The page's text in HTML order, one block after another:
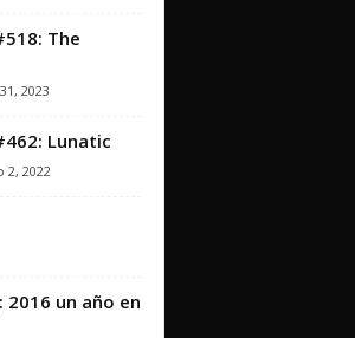
The
2023
Lunatic
2, 2022
2016 un año en